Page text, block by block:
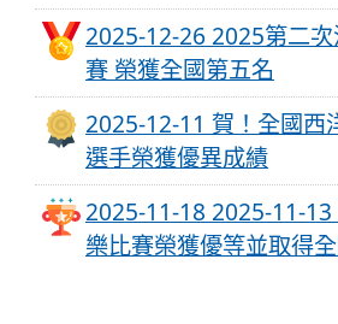
2025-12-26 2025第二
賽 榮獲全國第五名
2025-12-11 賀！全國西
選手榮獲優異成績
2025-11-18 2025-11-
樂比賽榮獲優等並取得